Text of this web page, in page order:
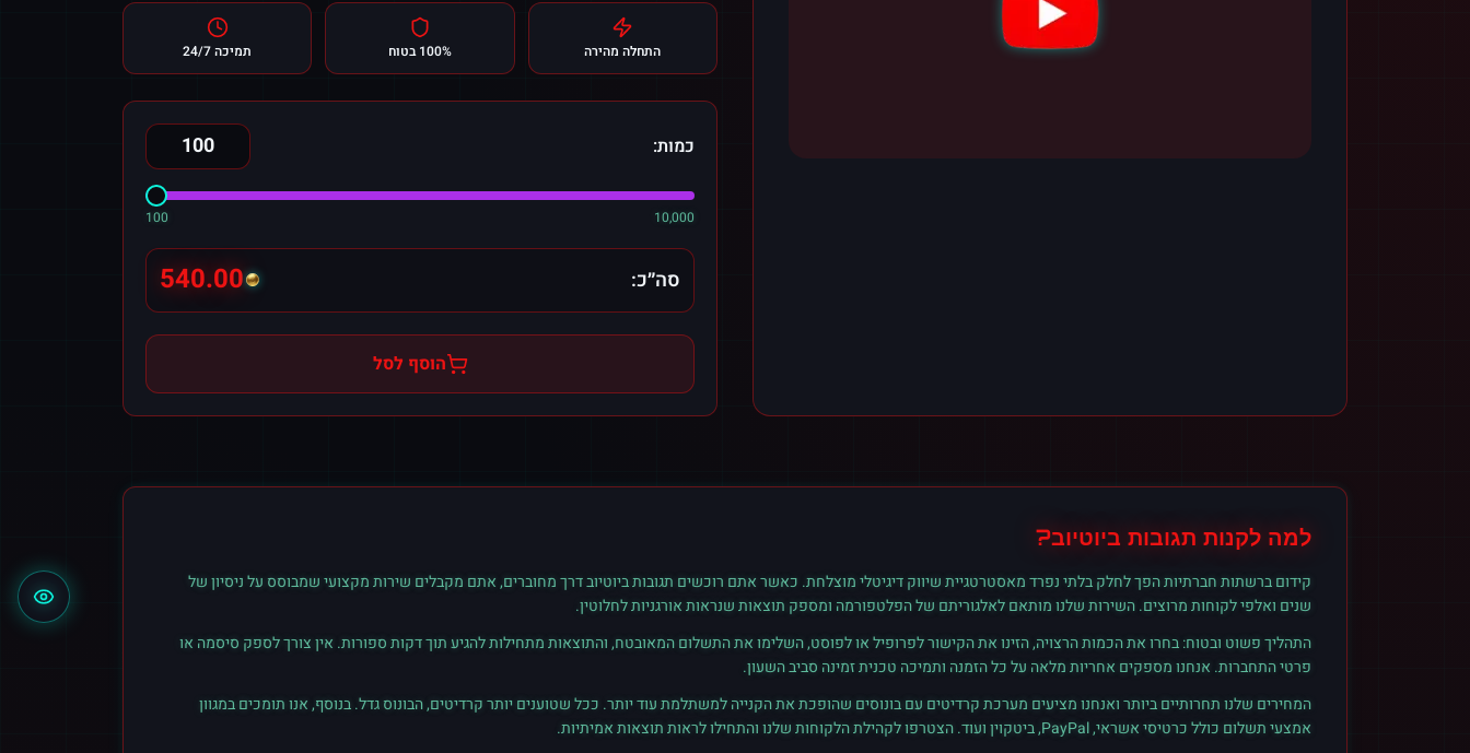
התחלה מהירה 100% בטוח תמיכה 24/7
כמות:
100 10,000
סה״כ: 540.00
הוסף לסל
למה לקנות תגובות ביוטיוב?
קידום ברשתות חברתיות הפך לחלק בלתי נפרד מאסטרטגיית שיווק דיגיטלי מוצלחת. כאשר אתם רוכשים תגובותביוטיובדרך מחוברים, אתם מקבלים שירות מקצועי שמבוסס על ניסיון של
שנים ואלפי לקוחות מרוצים. השירות שלנו מותאם לאלגוריתם של הפלטפורמה ומספק תוצאות שנראות אורגניות לחלוטין.
התהליך פשוט ובטוח: בחרו את הכמות הרצויה, הזינו את הקישור לפרופיל או לפוסט, השלימו את התשלום המאובטח, והתוצאות מתחילות להגיע תוך דקות ספורות. אין צורך לספק סיסמה או
פרטי התחברות. אנחנו מספקים אחריות מלאה על כל הזמנה ותמיכה טכנית זמינה סביב השעון.
המחירים שלנו תחרותיים ביותר ואנחנו מציעים מערכת קרדיטים עם בונוסים שהופכת את הקנייה למשתלמת עוד יותר. ככל שטוענים יותר קרדיטים, הבונוס גדל. בנוסף, אנו תומכים במגוון
אמצעי תשלום כולל כרטיסי אשראי, PayPal, ביטקוין ועוד. הצטרפו לקהילת הלקוחות שלנו והתחילו לראות תוצאות אמיתיות.